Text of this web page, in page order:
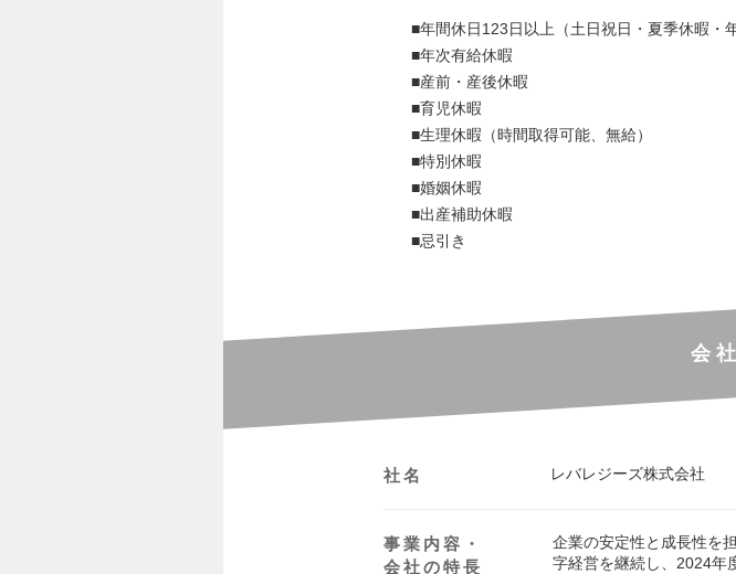
■年間休日123日以上（土日祝日・夏季休暇・
■年次有給休暇
■産前・産後休暇
■育児休暇
■生理休暇（時間取得可能、無給）
■特別休暇
■婚姻休暇
■出産補助休暇
■忌引き
会
社名 レバレジーズ株式会社
事業内容・
会社の特長
企業の安定性と成長性を
字経営を継続し、2024年